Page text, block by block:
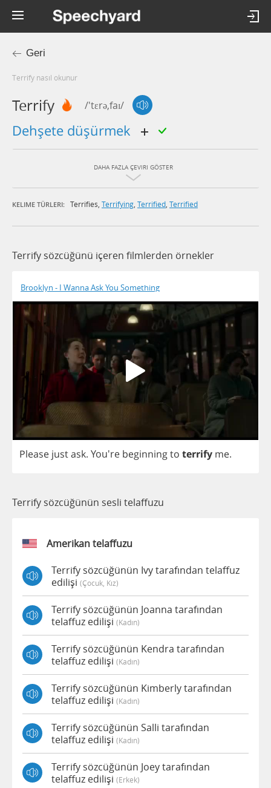
Geri
terrify nasıl okunur
Terrify /'tɛrə,faɪ/
dehşete düşürmek
DAHA FAZLA ÇEVIRI GÖSTER
KELIME TÜRLERI: Terrifies, Terrifying, Terrified, Terrified
Terrify sözcüğünü içeren filmlerden örnekler
Brooklyn - I Wanna Ask You Something
Please justask. You're beginningto terrify me.
Terrify sözcüğünün sesli telaffuzu
Amerikan telaffuzu
Terrify sözcüğünün Ivy tarafından telaffuz
edilişi (çocuk, Kız)
Terrify sözcüğünün Joanna tarafından
telaffuz edilişi (kadın)
Terrify sözcüğünün Kendra tarafından
telaffuz edilişi (kadın)
Terrify sözcüğünün Kimberly tarafından
telaffuz edilişi (kadın)
Terrify sözcüğünün Salli tarafından
telaffuz edilişi (kadın)
Terrify sözcüğünün Joey tarafından
telaffuz edilişi (erkek)